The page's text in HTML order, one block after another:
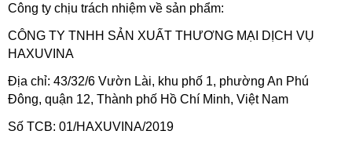
Công ty chịu trách nhiệm về sản phẩm:
CÔNG TY TNHH SẢN XUẤT THƯƠNG MẠI DỊCH VỤ
HAXUVINA
Địa chỉ: 43/32/6 Vườn Lài, khu phố 1, phường An Phú
Đông, quận 12, Thành phố Hồ Chí Minh, Việt Nam
Số TCB: 01/HAXUVINA/2019